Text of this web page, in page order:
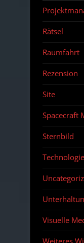
Rätsel
Raumfahrt
Rezension
Site
Spacecraft
Sternbild
Technologie
Visuelle